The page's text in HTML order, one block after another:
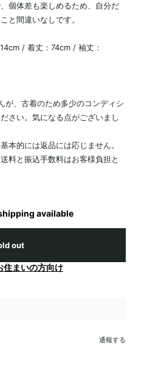
個体差も楽しめるため、自分だ
と間違いなしです。
/ 着丈：74cm / 袖丈：
が、古着のため多少のコンディシ
さい。気になる点がございまし
本的には返品には応じません。
料と振込手数料はお客様負担と
available
out
住まいの方向け
通報する